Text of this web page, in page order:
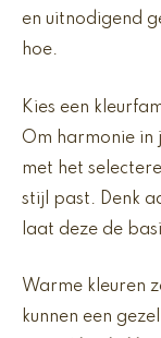
en uitnodigend
hoe.
Kies een
Om harmonie in
met het
stijl past. Denk
laat deze de
Warme kleuren
kunnen een